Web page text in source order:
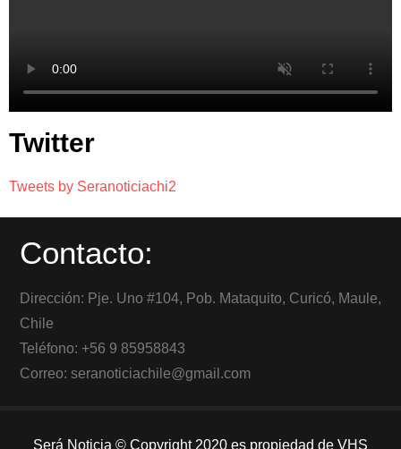
Twitter
Tweets by Seranoticiachi2
Contacto:
Dirección: Pje. Uno #104, Pob. Mataquito, Curicó, Maule,
Chile
Teléfono: +56 9 85958843
Correo: seranoticiachile@gmail.com
Será Noticia © Copyright 2020 es propiedad de VHS